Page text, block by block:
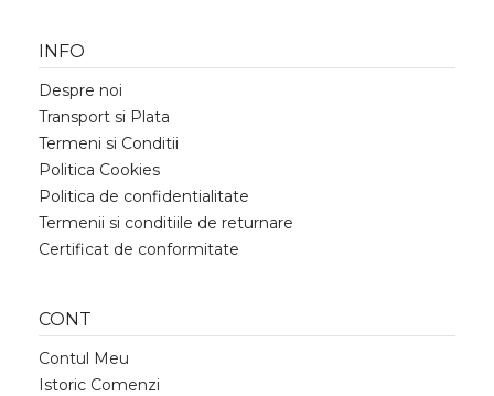
INFO
Despre noi
Transport si Plata
Termeni si Conditii
Politica Cookies
Politica de confidentialitate
Termenii si conditiile de returnare
Certificat de conformitate
CONT
Contul Meu
Istoric Comenzi